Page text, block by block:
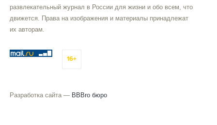
развлекательный журнал в России для жизни и обо всем, что
движется. Права на изображения и материалы принадлежат
их авторам.
16+
Разработка сайта — BBBro бюро